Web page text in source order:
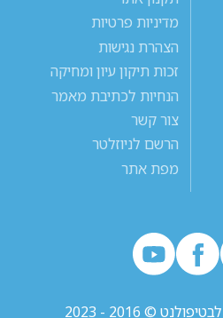
מדיניות פרטיות
הצהרת נגישות
זכות תיקון עיון ומחיקה
הנחיות לכתיבת מאמר
צור קשר
הרשם לניוזלטר
מפת אתר
© 2016 - 2023